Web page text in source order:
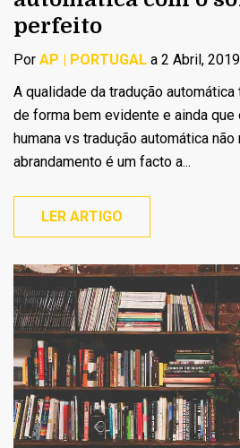
perfeito
Por AP | PORTUGAL a 2 Abril, 2019
A qualidade da tradução
de forma bem evidente e ainda que
humana vs tradução automática
abrandamento é um facto a...
LER ARTIGO